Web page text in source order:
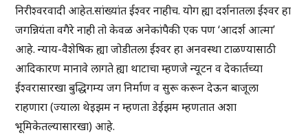
निरीश्वरवादी आहेत.सांख्यांत ईश्वर नाहीच. योग ह्या दर्शनातला ईश्वर हा
जगन्नियंता वगैरे नाही तो केवळ अनेकांपैकी एक पण ‘आदर्श आत्मा’
आहे. न्याय-वैशेषिक ह्या जोडीतला ईश्वर हा अनवस्था टाळण्यासाठी
आदिकारण मानावे लागते ह्या थाटाचा म्हणजे न्यूटन व देकार्तच्या
ईश्वरासारखा बुद्धिगम्य जग निर्माण व सुरू करून देऊन बाजूला
राहणारा (ज्याला थेइझम न म्हणता डेईझम म्हणतात अशा
भूमिकेतल्यासारखा) आहे.